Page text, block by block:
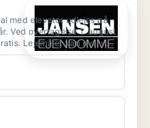
med elevator udlejes på
Ved overtagelse 1. august
2026 er resten af året gratis. Lejemålet kan evt. v...